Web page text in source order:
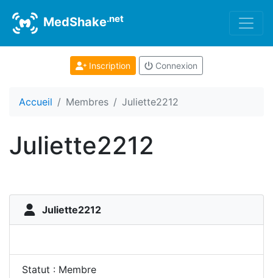
MedShake.net
Inscription Connexion
Accueil Membres Juliette2212
Juliette2212
Juliette2212
Statut : Membre